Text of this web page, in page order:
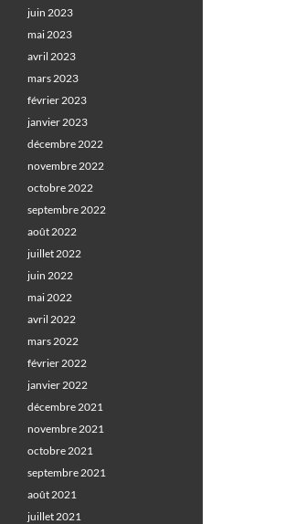
juin 2023
mai 2023
avril 2023
mars 2023
février 2023
janvier 2023
décembre 2022
novembre 2022
octobre 2022
septembre 2022
août 2022
juillet 2022
juin 2022
mai 2022
avril 2022
mars 2022
février 2022
janvier 2022
décembre 2021
novembre 2021
octobre 2021
septembre 2021
août 2021
juillet 2021